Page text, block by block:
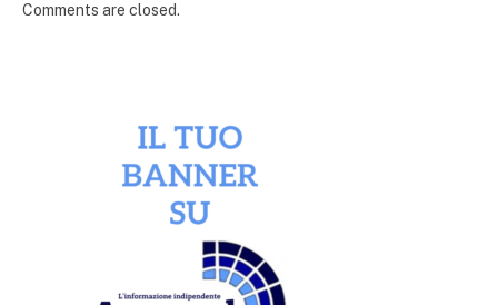
Comments are closed.